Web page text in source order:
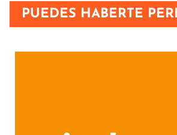
PUEDES HABERTE